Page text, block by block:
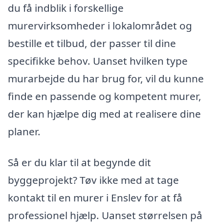
du få indblik i forskellige
murervirksomheder i lokalområdet og
bestille et tilbud, der passer til dine
specifikke behov. Uanset hvilken type
murarbejde du har brug for, vil du kunne
finde en passende og kompetent murer,
der kan hjælpe dig med at realisere dine
planer.
Så er du klar til at begynde dit
byggeprojekt? Tøv ikke med at tage
kontakt til en murer i Enslev for at få
professionel hjælp. Uanset størrelsen på